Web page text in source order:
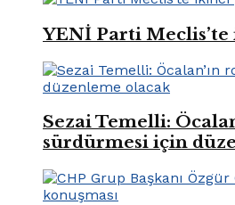
YENİ Parti
Sezai Temelli:
sürdürmesi için